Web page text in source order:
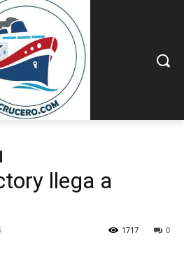
llega a
0
1717